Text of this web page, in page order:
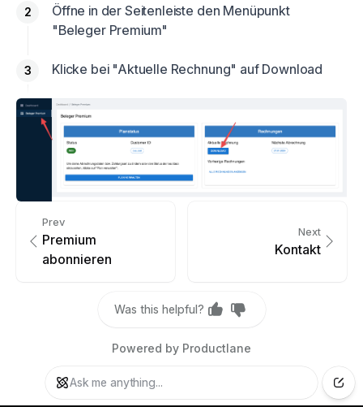
Öffne in der Seitenleiste den Menüpunkt
"Beleger Premium"
Klicke bei "Aktuelle Rechnung" auf Download
Prev
Premium
abonnieren
Next
Kontakt
Was this helpful?
Powered by Productlane